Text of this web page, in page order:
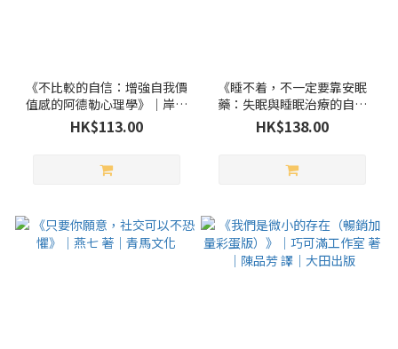
《不比較的自信：增強自我價
值感的阿德勒心理學》｜岸見
一郎 著｜陳尹暐 譯｜平安文
化
HK$113.00
《睡不着，不一定要靠安眠
藥：失眠與睡眠治療的自救
書》｜梁琳明醫生、吳義銘醫
生 著｜皇冠出版
HK$138.00